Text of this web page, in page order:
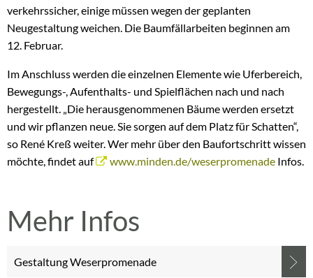
verkehrssicher, einige müssen wegen der geplanten
Neugestaltung weichen. Die Baumfällarbeiten beginnen am
12. Februar.
Im Anschluss werden die einzelnen Elemente wie Uferbereich,
Bewegungs-, Aufenthalts- und Spielflächen nach und nach
hergestellt. „Die herausgenommenen Bäume werden ersetzt
und wir pflanzen neue. Sie sorgen auf dem Platz für Schatten“,
so René Kreß weiter. Wer mehr über den Baufortschritt wissen
möchte, findet auf
www.minden.de/weserpromenade Infos.
Mehr Infos
Gestaltung Weserpromenade